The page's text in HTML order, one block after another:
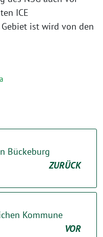
ICE
ist wird von den
Bückeburg
ZURÜCK
Kommune
VOR